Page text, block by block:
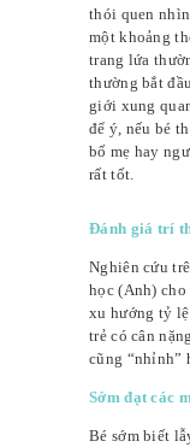
thói quen
một khoảng
trang lứa
thường bắt
giới xung
để ý, nếu bé
bố mẹ hay
rất tốt.
Đánh giá trí
Nghiên cứu
học (Anh) cho
xu hướng tỷ lệ
trẻ có cân
cũng “nhỉnh”
Sớm đạt các
Bé sớm biết